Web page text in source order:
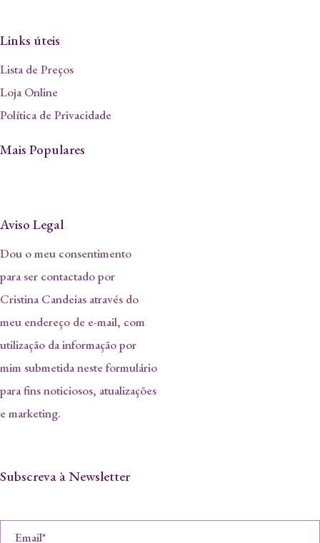
Links úteis
Lista de Preços
Loja Online
Política de Privacidade
Mais Populares
Aviso Legal
Dou o meu consentimento
para ser contactado por
Cristina Candeias através do
meu endereço de e-mail, com
utilização da informação por
mim submetida neste formulário
para fins noticiosos, atualizações
e marketing.
Subscreva à Newsletter